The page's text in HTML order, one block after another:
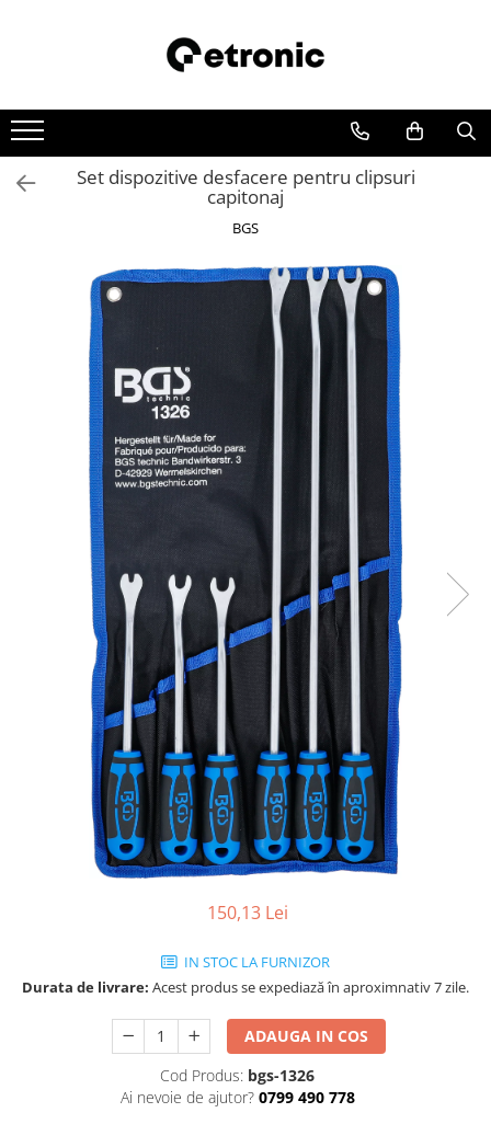
Set dispozitive desfacere pentru clipsuri
capitonaj
BGS
150,13 Lei
IN STOC LA FURNIZOR
Durata de livrare: Acest produs se expediază în aproximnativ 7 zile.
ADAUGA IN COS
Cod Produs: bgs-1326
Ai nevoie de ajutor? 0799 490 778